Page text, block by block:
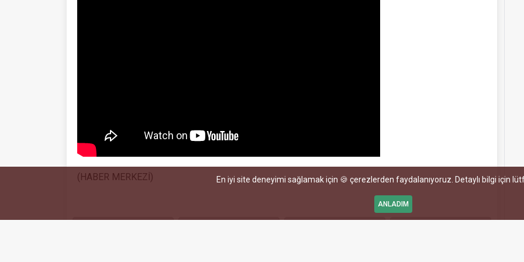
(HABER MERKEZİ) En iyi site deneyimi sağlamak için 🍪 çerezlerden faydalanıyoruz. Detaylı bilgi için
ANLADIM